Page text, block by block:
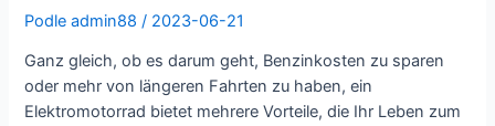
Podleadmin88/ 2023-06-21
Ganz gleich, ob es darum geht, Benzinkosten zu sparen
oder mehr von längeren Fahrten zu haben, ein
Elektromotorrad bietet mehrere Vorteile, die Ihr Leben zum